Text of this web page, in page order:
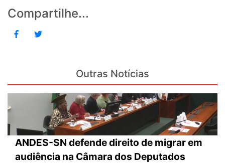
Compartilhe...
Outras Notícias
ANDES-SN defende direito de migrar em
audiência na Câmara dos Deputados